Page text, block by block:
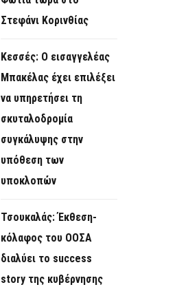
Στεφάνι Κορινθίας
Κεσσές: Ο εισαγγελέας
Μπακέλας έχει επιλέξει
να υπηρετήσει τη
σκυταλοδρομία
συγκάλυψης στην
υπόθεση των
υποκλοπών
Τσουκαλάς: Έκθεση-
κόλαφος του ΟΟΣΑ
διαλύει το success
story της κυβέρνησης